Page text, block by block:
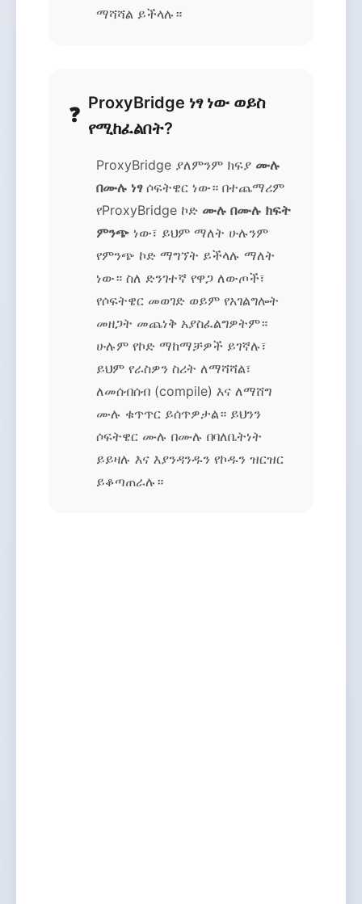
ማሻሻል ይችላሉ።
ProxyBridge ነፃ ነው ወይስ
የሚከፈልበት?
ProxyBridge ያለምንም ክፍያ ሙሉ
በሙሉ ነፃሶፍትዌር ነው። በተጨማሪም
የProxyBridge ኮድ ሙሉ በሙሉ ክፍት
ምንጭ ነው፣ ይህም ማለት ሁሉንም
የምንጭ ኮድ ማግኘት ይችላሉ ማለት
ነው። ስለ ድንገተኛ የዋጋ ለውጦች፣
የሶፍትዌር መወገድ ወይም የአገልግሎት
መዘጋት መጨነቅ አያስፈልግዎትም።
ሁሉም የኮድ ማከማቻዎች ይገኛሉ፣
ይህም የራስዎን ስሪት ለማሻሻል፣
ለመሰብሰብ (compile) እና ለማሸግ
ሙሉ ቁጥጥር ይሰጥዎታል። ይህንን
ሶፍትዌር ሙሉ በሙሉ በባለቤትነት
ይይዛሉ እና እያንዳንዱን የኮዱን ዝርዝር
ይቆጣጠራሉ።